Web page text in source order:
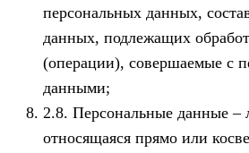
персональных данных,
данных, подлежащих
(операции), совершаемые с
данными;
2.8. Персональные данные –
относящаяся прямо или